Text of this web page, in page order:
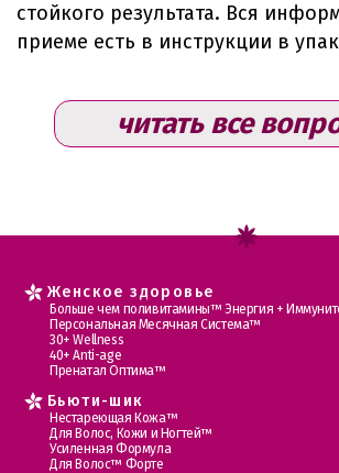
стойкого результата. Вся
приеме есть в инструкции в
читать все
Женское здоровье
Больше чем поливитамины™ Энергия +
Персональная Месячная Система™
30+ Wellness
40+ Anti-age
Пренатал Оптима™
Бьюти-шик
Нестареющая Кожа™
Для Волос, Кожи и Ногтей™
Усиленная Формула
Для Волос™ Форте